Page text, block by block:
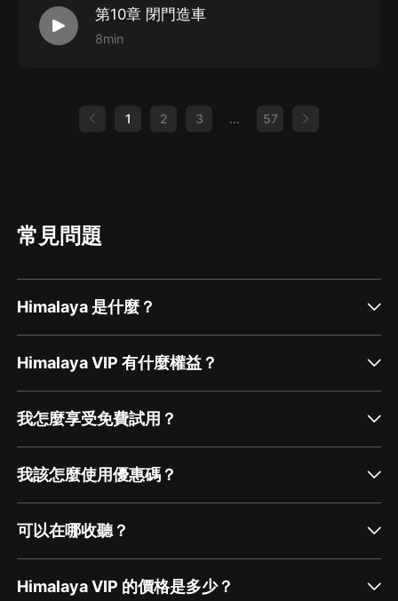
第10章 閉門造車
8min
1 2 3 ... 57
常見問題
Himalaya 是什麼？
Himalaya VIP 有什麼權益？
我怎麼享受免費試用？
我該怎麼使用優惠碼？
可以在哪收聽？
Himalaya VIP 的價格是多少？